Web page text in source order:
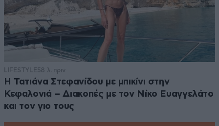
LIFESTYLE58 λ. πριν
Η Τατιάνα Στεφανίδου με μπικίνι στην
Κεφαλονιά – Διακοπές με τον Νίκο Ευαγγελάτο
και τον γιο τους